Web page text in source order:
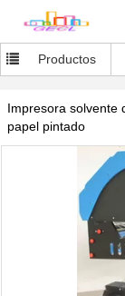
Productos
Impresora solvente
papel pintado